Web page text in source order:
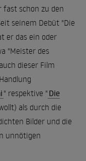
schon zu den
seinem Debüt "Die
er das ein oder
"Meister des
dieser Film
" respektive " Die
als durch die
Bilder und die
unnötigen